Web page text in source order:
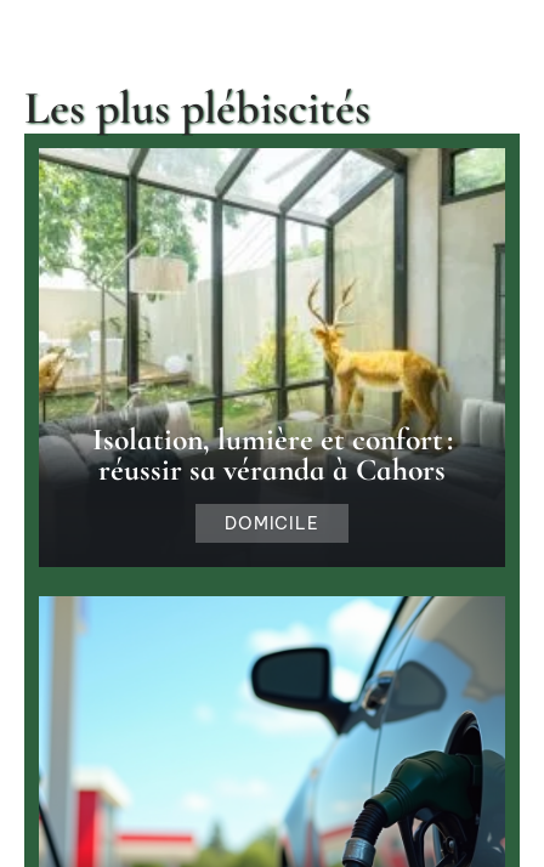
Les plus plébiscités
Isolation, lumière et confort :
réussir sa véranda à Cahors
DOMICILE